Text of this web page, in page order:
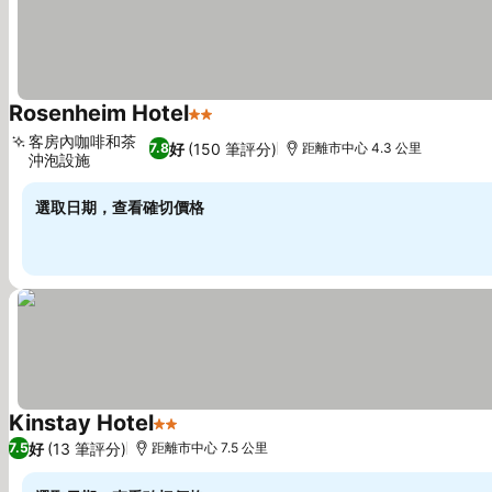
Rosenheim Hotel2 星級
7.8好 (150 筆評分)
客房內咖啡和茶
沖泡設施
距離市中心 4.3 公里
選取日期，查看確切價格
Kinstay Hotel2 星級
7.5好 (13 筆評分) 距離市中心 7.5 公里